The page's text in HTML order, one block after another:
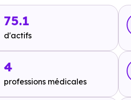
10.6 km, soit 11 min en voiture ou à
km, soit 2h 49 min à pied
75.1
d'actifs
4
professions médicales